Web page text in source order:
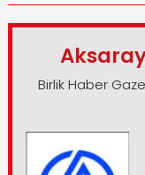
Birlik Haber